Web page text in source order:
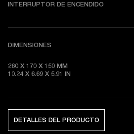
INTERRUPTOR DE ENCENDIDO
DIMENSIONES
260 X 170 X 150 MM
10.24 X 6.69 X 5.91 IN
DETALLES DEL PRODUCTO